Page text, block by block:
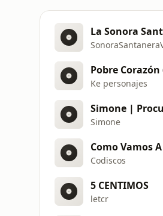
La Sonora
Pobre Corazón
Ke personajes
Simone |
Simone
Como Vamos
Codiscos
5 CENTIMOS
letcr